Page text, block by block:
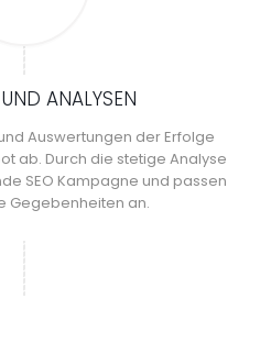
UND ANALYSEN
Auswertungen der Erfolge
ab. Durch die stetige Analyse
SEO Kampagne und passen
Gegebenheiten an.